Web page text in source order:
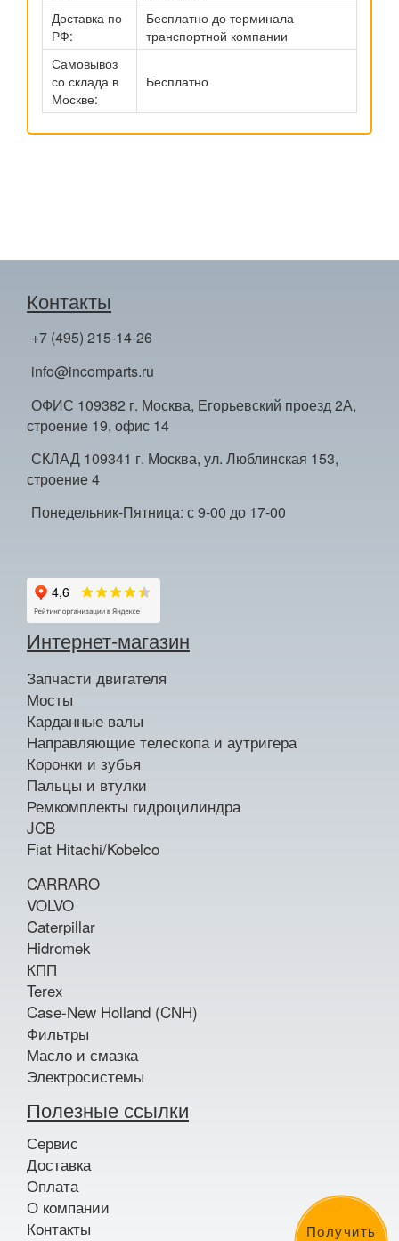
Получить
Доставка по
РФ:
Бесплатно до терминала
транспортной компании
Самовывоз
со склада в
Москве:
Бесплатно
Контакты
+7 (495) 215-14-26
info@incomparts.ru
ОФИС 109382 г. Москва, Егорьевский проезд 2А,
строение 19, офис 14
СКЛАД 109341 г. Москва, ул. Люблинская 153,
строение 4
Понедельник-Пятница: с 9-00 до 17-00
Интернет-магазин
Запчасти двигателя
Мосты
Карданные валы
Направляющие телескопа и аутригера
Коронки и зубья
Пальцы и втулки
Ремкомплекты гидроцилиндра
JCB
Fiat Hitachi/Kobelco
CARRARO
VOLVO
Caterpillar
Hidromek
КПП
Terex
Case-New Holland (CNH)
Фильтры
Масло и смазка
Электросистемы
Полезные ссылки
Сервис
Доставка
Оплата
О компании
Контакты